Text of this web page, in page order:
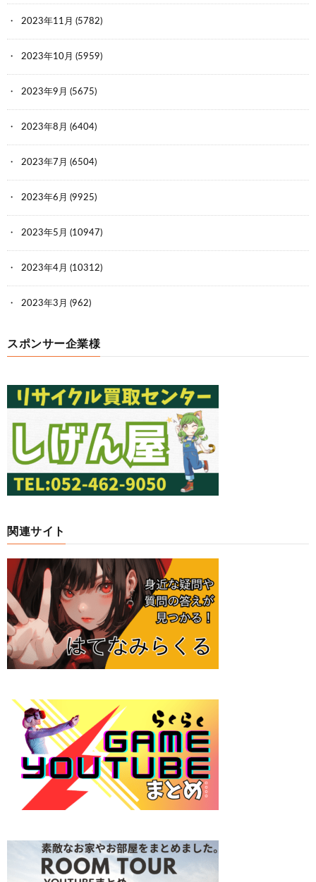
2023年11月 (5782)
2023年10月 (5959)
2023年9月 (5675)
2023年8月 (6404)
2023年7月 (6504)
2023年6月 (9925)
2023年5月 (10947)
2023年4月 (10312)
2023年3月 (962)
スポンサー企業様
関連サイト